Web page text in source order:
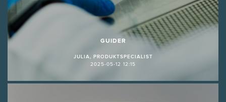
GUIDER
JULIA, PRODUKTSPECIALIST
2025-05-12 12:15